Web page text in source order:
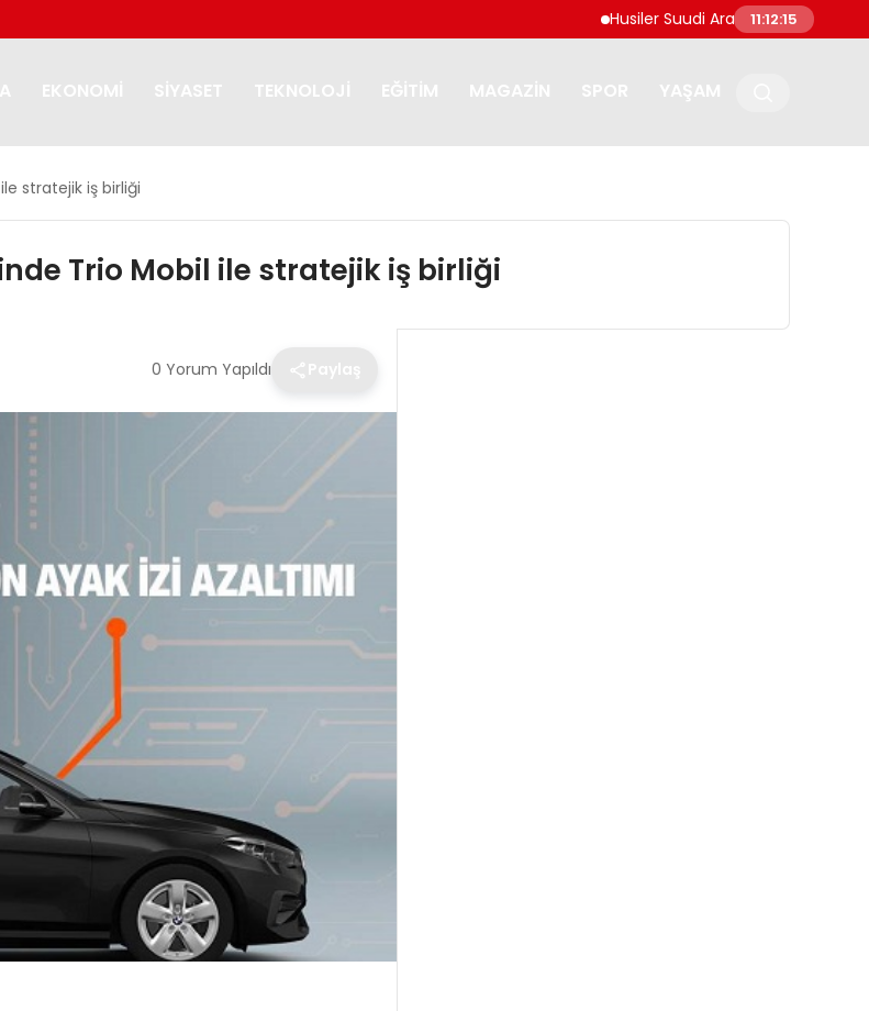
Husiler Suudi Arabistan’daki Necran
11:12:16
stratejik iş birliği
Trio Mobil ile stratejik iş birliği
0 Yorum Yapıldı